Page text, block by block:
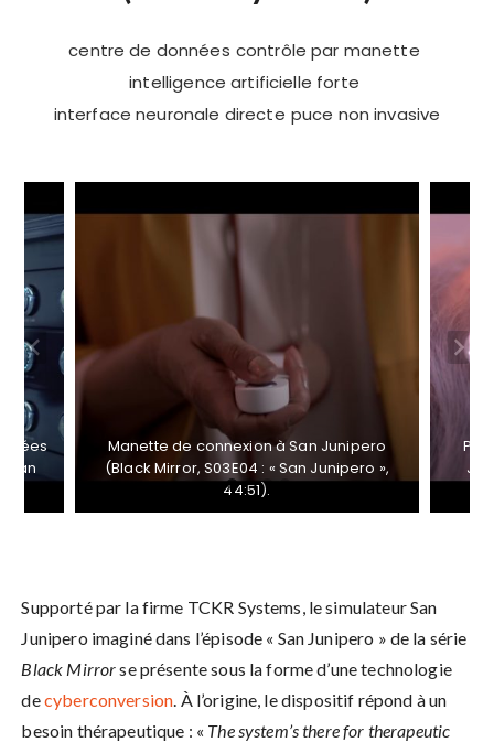
centre de données contrôle par manette
intelligence artificielle forte
interface neuronale directe puce non invasive
San
Manette de connexion à San Junipero
(Black Mirror, S03E04 : « San Junipero »,
44:51).
Supporté par la firme TCKR Systems, le simulateur San
Junipero imaginé dans l’épisode « San Junipero » de la série
Black Mirrorse présente sous la forme d’une technologie
decyberconversion. À l’origine, le dispositif répond à un
besoin thérapeutique : « The system’s there for therapeutic